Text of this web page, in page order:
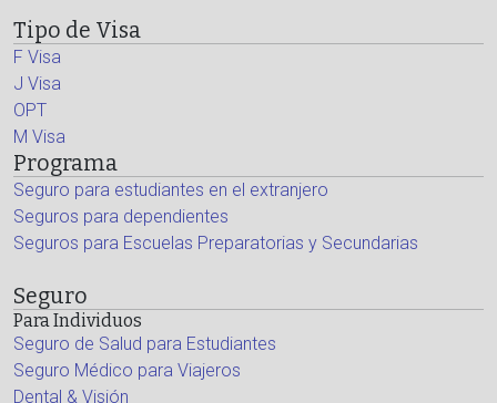
Tipo de Visa
F Visa
J Visa
OPT
M Visa
Programa
Seguro para estudiantes en el extranjero
Seguros para dependientes
Seguros para Escuelas Preparatorias y Secundarias
Seguro
Para Individuos
Seguro de Salud para Estudiantes
Seguro Médico para Viajeros
Dental & Visión